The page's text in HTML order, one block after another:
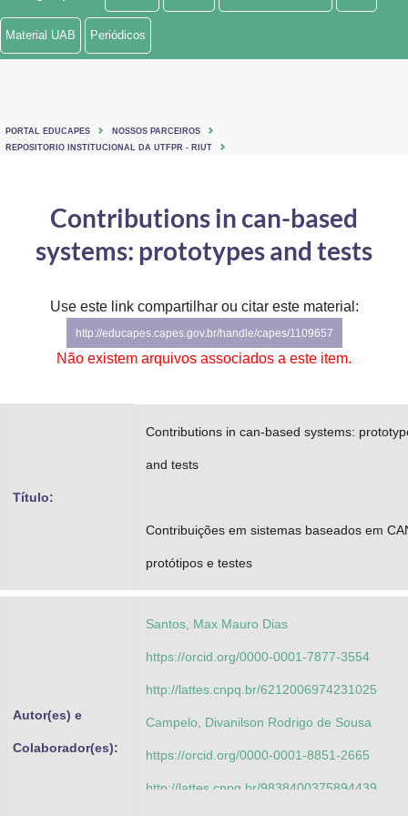
Ministério de Minas e Energia
Ministério do Turismo
Controladoria-Geral da União
Ministério da Mulher, da Família e dos Direitos Humanos
Secretaria-Geral
Planalto
Material UAB Periódicos
PORTAL EDUCAPES
NOSSOS PARCEIROS
REPOSITORIO INSTITUCIONAL DA UTFPR - RIUT
Contributions in can-based
systems: prototypes and tests
Use este link compartilhar ou citar este material:
http://educapes.capes.gov.br/handle/capes/1109657
Não existem arquivos associados a este item.
Título:
Contributions in can-based systems:
and tests
Contribuições em sistemas baseados em
protótipos e testes
Autor(es) e
Colaborador(es):
Santos, Max Mauro Dias
https://orcid.org/0000-0001-7877-3554
http://lattes.cnpq.br/6212006974231025
Campelo, Divanilson Rodrigo de Sousa
https://orcid.org/0000-0001-8851-2665
http://lattes.cnpq.br/9838400375894439